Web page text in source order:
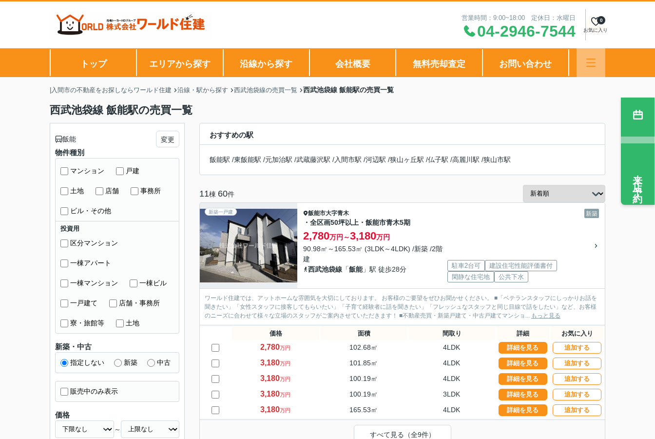
営業時間：9:00~18:00 定休日：水曜日
04-2946-7544 お気に入り
0
トップ エリアから探す 沿線から探す 会社概要 無料売却査定 お問い合わせ
|入間市の不動産をお探しならワールド住建 沿線・駅から探す 西武池袋線の売買一覧 西武池袋線 飯能駅の売買一覧
西武池袋線 飯能駅の売買一覧
おすすめの駅
飯能駅 /東飯能駅 /元加治駅 /武蔵藤沢駅 /入間市駅 /河辺駅 /狭山ヶ丘駅 /仏子駅 /高麗川駅 /狭山市駅
11棟 60件
新築一戸建 新築
飯能市大字青木
・全区画50坪以上・飯能市青木5期
2,780万円～3,180万円
90.98㎡～165.53㎡ (3LDK～4LDK) /新築 /2階
建
西武池袋線 「飯能」駅 徒歩28分 駐車2台可
建設住宅性能評価書付
閑静な住宅地
公共下水
ワールド住建では、アットホームな雰囲気を大切にしております。 お客様のご要望をぜひお聞かせください。 ■「ベテランスタッフにしっかりお話を
聞きたい」「女性スタッフに接客してもらいたい」「子育て経験者に話を聞きたい」「フレッシュなスタッフと同じ目線で話をしたい」など、お客様
のニーズに合わせて様々な立場のスタッフがご案内させていただきます！ ■不動産売買・新築戸建て・中古戸建てマンショ... もっと見る
価格 面積 間取り 詳細 お気に入り
2,780万円 102.68㎡ 4LDK 詳細を見る 追加する
3,180万円 101.85㎡ 4LDK 詳細を見る 追加する
3,180万円 100.19㎡ 4LDK 詳細を見る 追加する
3,180万円 100.19㎡ 3LDK 詳細を見る 追加する
3,180万円 165.53㎡ 4LDK 詳細を見る 追加する
すべて見る（全9件）
飯能 変更
物件種別
マンション 戸建
土地 店舗 事務所
ビル・その他
投資用
区分マンション
一棟アパート
一棟マンション 一棟ビル
一戸建て 店舗・事務所
寮・旅館等 土地
新築・中古
指定しない 新築 中古
販売中のみ表示
価格
～
来店予約